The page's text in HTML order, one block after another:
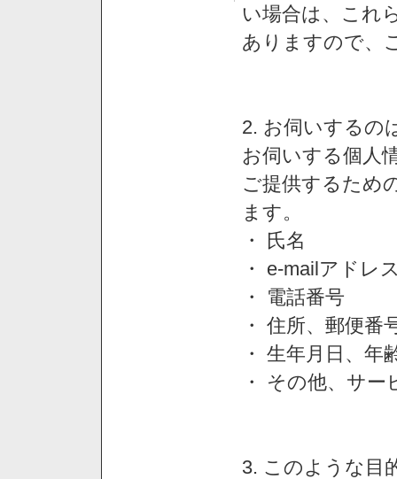
い場合は、これ
ありますので、
2. お伺いするの
お伺いする個人
ご提供するため
ます。
・ 氏名
・ e-mailアドレ
・ 電話番号
・ 住所、郵便番
・ 生年月日、年
・ その他、サ
3. このような目